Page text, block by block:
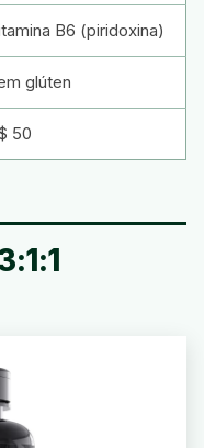
B6 (piridoxina)
glúten
50